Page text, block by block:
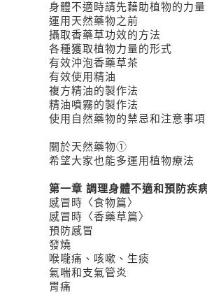
身體不適時請先藉助植物的力量
運用天然藥物之前
攝取香藥草功效的方法
各種獲取植物力量的形式
有效沖泡香藥草茶
有效使用精油
複方精油的製作法
精油噴霧的製作法
使用自然藥物的禁忌和注意事項
關於天然藥物①
希望大家也能多運用植物療法
第一章 調理身體不適和預防疾
感冒時〈食物篇〉
感冒時〈香藥草篇〉
預防感冒
發燒
喉嚨痛、咳嗽、生痰
氣喘和支氣管炎
胃痛